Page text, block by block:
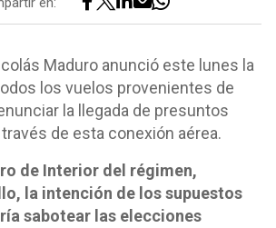
Maduro anunció este lunes la
los vuelos provenientes de
la llegada de presuntos
de esta conexión aérea.
de Interior del régimen,
la intención de los supuestos
sabotear las elecciones